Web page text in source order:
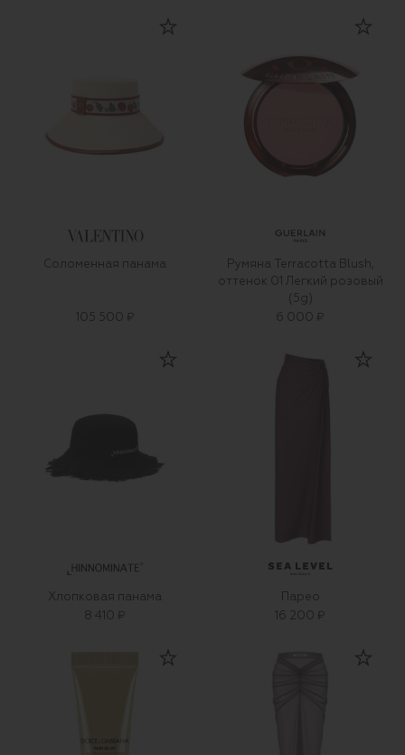
Соломенная панама
105 500 ₽
Румяна Terracotta Blush,
оттенок 01 Легкий розовый
(5g)
6 000 ₽
Хлопковая панама
8 410 ₽
Парео
16 200 ₽